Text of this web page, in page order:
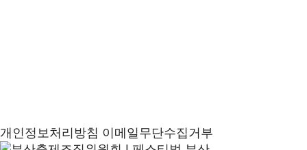
개인정보처리방침 이메일무단수집거부